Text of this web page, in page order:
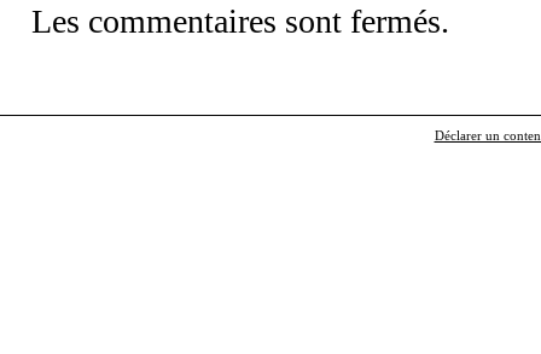
Les commentaires sont fermés.
Déclarer un